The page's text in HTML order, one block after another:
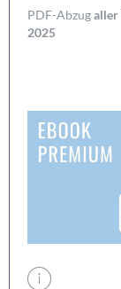
PDF-Abzugaller
2025